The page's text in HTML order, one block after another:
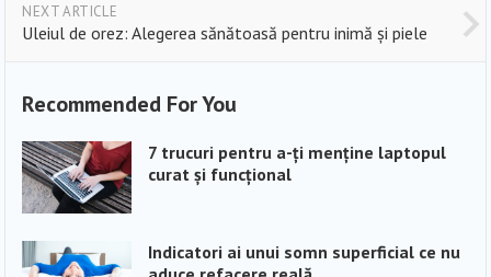
NEXT ARTICLE
Uleiul de orez: Alegerea sănătoasă pentru inimă și piele
Recommended For You
7 trucuri pentru a-ți menține laptopul
curat și funcțional
Indicatori ai unui somn superficial ce nu